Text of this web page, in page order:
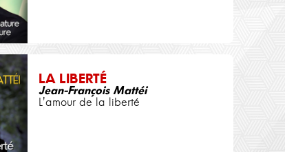
LA LIBERTÉ
Jean-François Mattéi
L'amour de la liberté